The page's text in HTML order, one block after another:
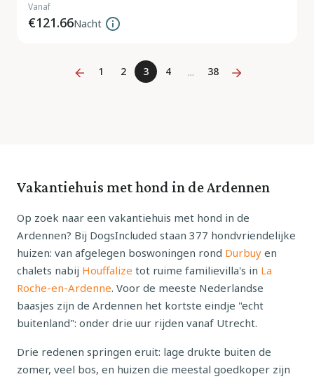
Vanaf
€121.66Nacht
1 2 3 4 ... 38
Vakantiehuis met hond in de Ardennen
Op zoek naar een vakantiehuis met hond in de
Ardennen? Bij DogsIncluded staan 377 hondvriendelijke
huizen: van afgelegen boswoningen rond Durbuy en
chalets nabij Houffalize tot ruime familievilla's in La
Roche-en-Ardenne. Voor de meeste Nederlandse
baasjes zijn de Ardennen het kortste eindje "echt
buitenland": onder drie uur rijden vanaf Utrecht.
Drie redenen springen eruit: lage drukte buiten de
zomer, veel bos, en huizen die meestal goedkoper zijn